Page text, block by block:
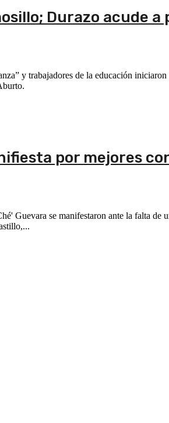
Durazo acude
y trabajadores de la educación
por mejores
Guevara se manifestaron ante la falta de
de la Huerta. Rosario Castillo,...